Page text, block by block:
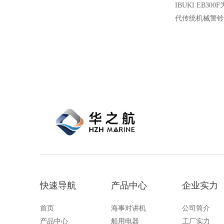
IBUKI EB300F
代传统机械警
快速导航
首页
产品中心
产品中心
海事对讲机
船用电器
企业实力
公司简介
工厂实力